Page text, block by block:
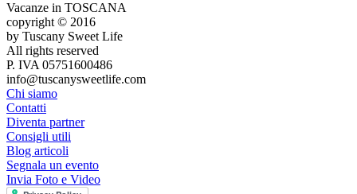
Vacanze in TOSCANA
copyright © 2016
by Tuscany Sweet Life
All rights reserved
P. IVA 05751600486
info@tuscanysweetlife.com
Chi siamo
Contatti
Diventa partner
Consigli utili
Blog articoli
Segnala un evento
Invia Foto e Video